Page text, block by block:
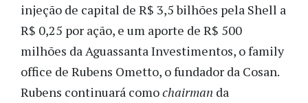
injeção de capital de R$ 3,5 bilhões pela Shell a
R$ 0,25 por ação, e um aporte de R$ 500
milhões da Aguassanta Investimentos, o family
office de Rubens Ometto, o fundador da Cosan.
Rubens continuará comochairman da